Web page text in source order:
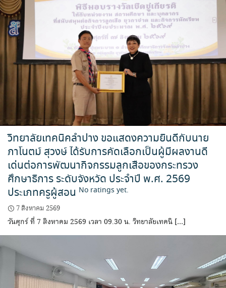
วิทยาลัยเทคนิคลำปาง ขอแสดงความยินดีกับนาย
ภาโนตม์ สุวงษ์ ได้รับการคัดเลือกเป็นผู้มีผลงานดี
เด่นต่อการพัฒนากิจกรรมลูกเสือของกระทรวง
ศึกษาธิการ ระดับจังหวัด ประจำปี พ.ศ. 2569
ประเภทครูผู้สอน No ratings yet.
7 สิงหาคม 2569
วันศุกร์ ที่ 7 สิงหาคม 2569 เวลา 09.30 น. วิทยาลัยเทคนิ […]